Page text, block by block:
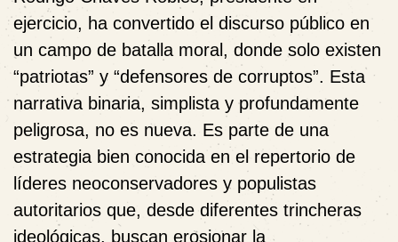
ejercicio, ha convertido el discurso público en
un campo de batalla moral, donde solo existen
“patriotas” y “defensores de corruptos”. Esta
narrativa binaria, simplista y profundamente
peligrosa, no es nueva. Es parte de una
estrategia bien conocida en el repertorio de
líderes neoconservadores y populistas
autoritarios que, desde diferentes trincheras
ideológicas, buscan erosionar la